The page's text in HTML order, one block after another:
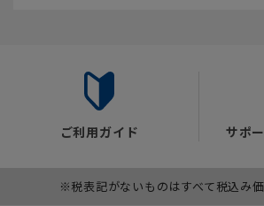
ご利用ガイド サポ
※税表記がないものはすべて税込み